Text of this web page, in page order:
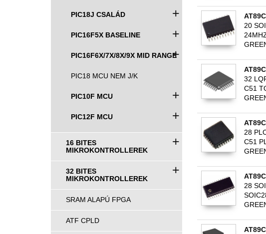
PIC18J CSALÁD +
PIC16F5X BASELINE +
PIC16F6X/7X/8X/9X MID RANGE+
PIC18 MCU NEM J/K
PIC10F MCU +
PIC12F MCU +
16 BITES
MIKROKONTROLLEREK
+
32 BITES
MIKROKONTROLLEREK
+
SRAM ALAPÚ FPGA
ATF CPLD
20
32
C51
28
C51
28